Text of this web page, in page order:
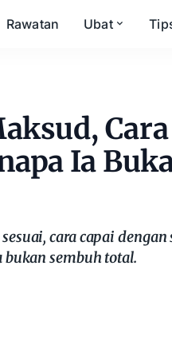
Rawatan Ubat
Ia
cara capai dengan
sembuh total.